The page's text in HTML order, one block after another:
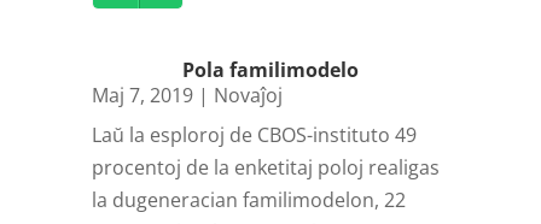
Player
Pola familimodelo
Maj 7, 2019| Novaĵoj
Laŭ la esploroj de CBOS-instituto 49
procentoj de la enketitaj poloj realigas
la dugeneracian familimodelon, 22